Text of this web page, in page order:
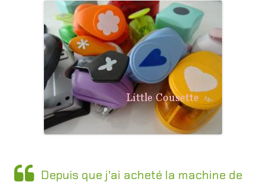
Depuis que j'ai acheté la machine de